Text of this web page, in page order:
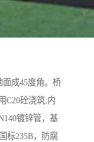
面成45度角。桥
C20砼浇筑;内
镀锌管，基
标235B，防腐